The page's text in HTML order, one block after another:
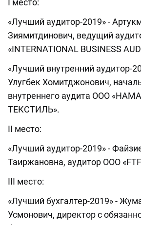
I место:
«Лучший аудитор-2019» -
Зиямитдинович, ведущий
«INTERNATIONAL BUSINESS
«Лучший внутренний аудитор-
Улугбек Хомитджонович,
внутреннего аудита ООО
ТЕКСТИЛЬ».
II место:
«Лучший аудитор-2019» -
Таиржановна, аудитор ООО
III место:
«Лучший бухгалтер-2019» -
Усмонович, директор с